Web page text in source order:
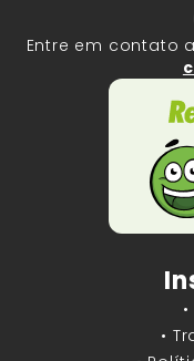
Entre em contato
•